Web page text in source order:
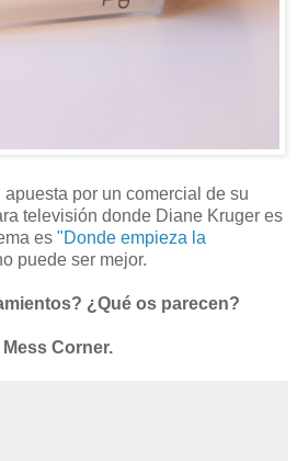
por un comercial de su
televisión donde Diane Kruger es
es "Donde empieza la
puede ser mejor.
¿Qué os parecen?
Corner.